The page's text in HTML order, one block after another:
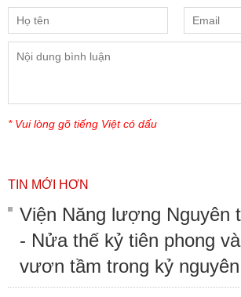
* Vui lòng gõ tiếng Việt có dấu
TIN MỚI HƠN
Viện Năng lượng Nguyên
- Nửa thế kỷ tiên phong
vươn tầm trong kỷ